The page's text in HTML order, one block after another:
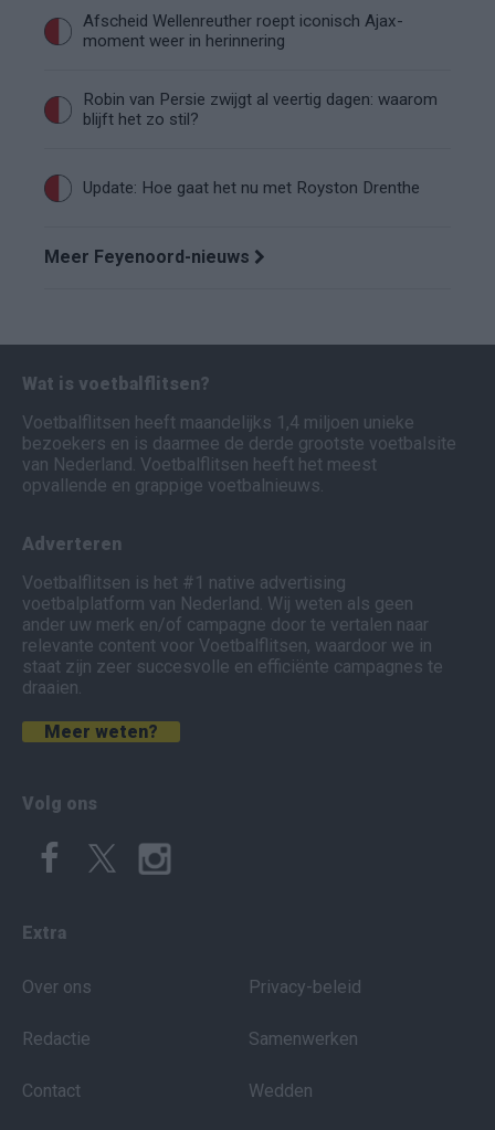
Afscheid Wellenreuther roept iconisch Ajax-
moment weer in herinnering
Robin van Persie zwijgt al veertig dagen: waarom
blijft het zo stil?
Update: Hoe gaat het nu met Royston Drenthe
Meer Feyenoord-nieuws
Wat is voetbalflitsen?
Voetbalflitsen heeft maandelijks 1,4 miljoen unieke
bezoekers en is daarmee de derde grootste voetbalsite
van Nederland. Voetbalflitsen heeft het meest
opvallende en grappige voetbalnieuws.
Adverteren
Voetbalflitsen is het #1 native advertising
voetbalplatform van Nederland. Wij weten als geen
ander uw merk en/of campagne door te vertalen naar
relevante content voor Voetbalflitsen, waardoor we in
staat zijn zeer succesvolle en efficiënte campagnes te
draaien.
Meer weten?
Volg ons
Extra
Over ons
Redactie
Contact
Privacy-beleid
Samenwerken
Wedden